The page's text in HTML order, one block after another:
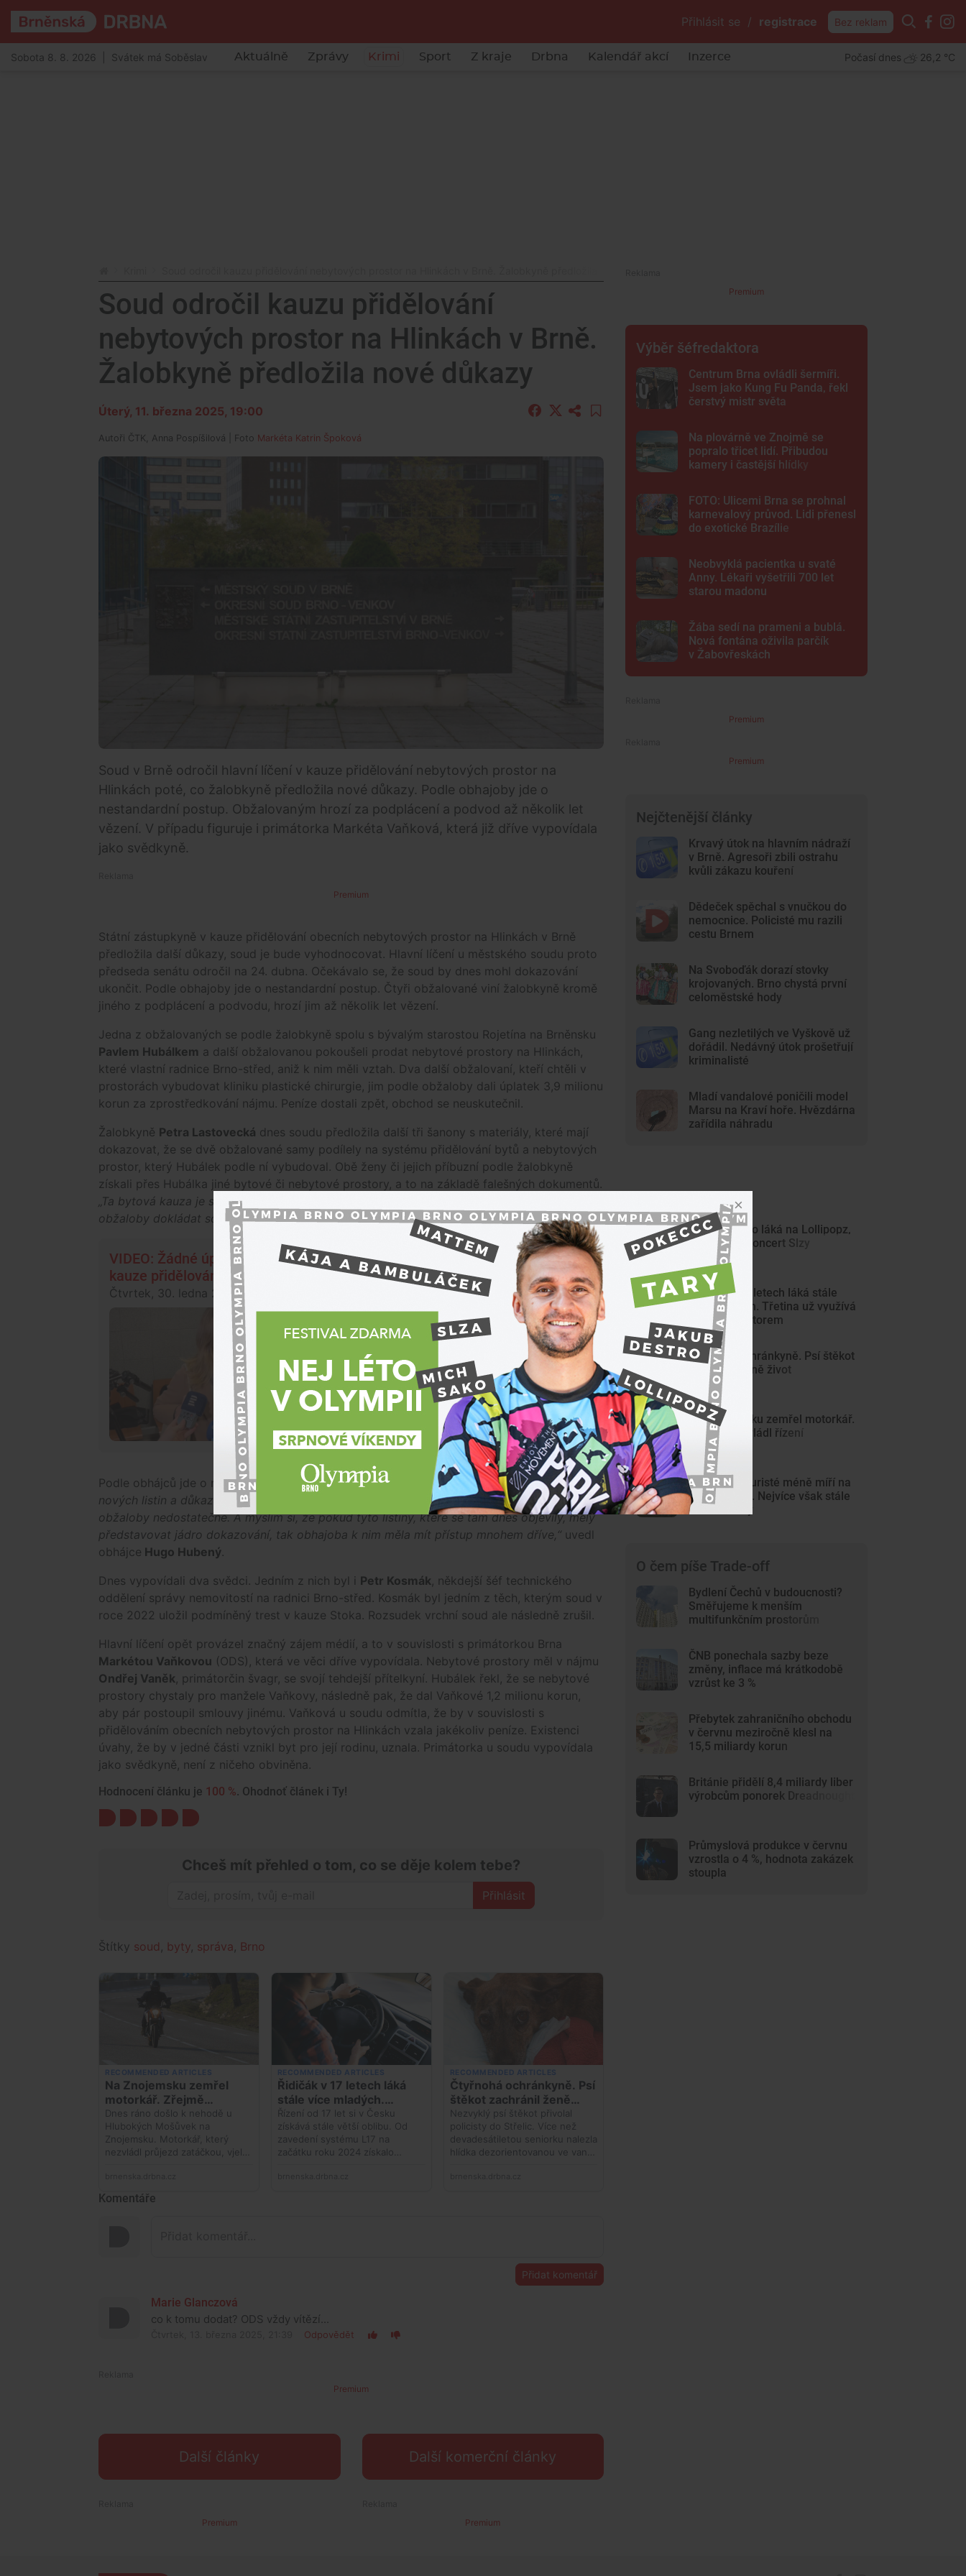
Přihlásit se / registrace Bez reklam
Sobota 8. 8. 2026 | Svátek má Soběslav Aktuálně Zprávy Krimi Sport Z kraje Drbna Kalendář akcí Inzerce Počasí dnes 26,2 °C
Soud odročil kauzu přidělování
nebytových prostor na Hlinkách v Brně.
Žalobkyně předložila nové důkazy
Úterý, 11. března 2025, 19:00
Autoři ČTK, Anna Pospíšilová | Foto Markéta Katrin Špoková
Soud v Brně odročil hlavní líčení v kauze přidělování nebytových prostor na
Hlinkách poté, co žalobkyně předložila nové důkazy. Podle obhajoby jde o
nestandardní postup. Obžalovaným hrozí za podplácení a podvod až několik let
vězení. V případu figuruje i primátorka Markéta Vaňková, která již dříve vypovídala
jako svědkyně.
Premium
Státní zástupkyně v kauze přidělování obecních nebytových prostor na Hlinkách v Brně
předložila další důkazy, soud je bude vyhodnocovat. Hlavní líčení u městského soudu proto
předseda senátu odročil na 24. dubna. Očekávalo se, že soud by dnes mohl dokazování
ukončit. Podle obhajoby jde o nestandardní postup. Čtyři obžalované viní žalobkyně kromě
jiného z podplácení a podvodu, hrozí jim až několik let vězení.
Jedna z obžalovaných se podle žalobkyně spolu s bývalým starostou Rojetína na Brněnsku
Pavlem Hubálkem a další obžalovanou pokoušeli prodat nebytové prostory na Hlinkách,
které vlastní radnice Brno-střed, aniž k nim měli vztah. Dva další obžalovaní, kteří chtěli v
prostorách vybudovat kliniku plastické chirurgie, jim podle obžaloby dali úplatek 3,9 milionu
korun za zprostředkování nájmu. Peníze dostali zpět, obchod se neuskutečnil.
Žalobkyně Petra Lastovecká dnes soudu předložila další tři šanony s materiály, které mají
dokazovat, že se dvě obžalované samy podílely na systému přidělování bytů a nebytových
prostor, který Hubálek podle ní vybudoval. Obě ženy či jejich příbuzní podle žalobkyně
získali přes Hubálka jiné bytové či nebytové prostory, a to na základě falešných dokumentů.
„Ta bytová kauza je strašně široká a listiny, které jsme nepovažovali za nutné při podání
obžaloby dokládat soudu, jsem považovala za nutné doložit teď,“uvedla Lastovecká.
VIDEO: Žádné úplatky jsem nepřijala, řekla u soudu primátorka Vaňková ke
kauze přidělování obecních prostor
Čtvrtek, 30. ledna 2025, 10:40
Brněnská primátorka Markéta Vaňková
dnes u soudu odmítla, že by v souvislosti
s pronájmem nebytových prostor na
Hlinkách vzala peníze, čelí nařčení z
přijetí úplatku ve výši 1,2 milionu korun. V
případu vystupuje jako svědkyně. Odmítla
Podle obhájců jde o nestandardní postup.„Státní zástupkyně předložila nesmírný rozsah
nových listin a důkazů z toho důvodu, že tak, jak je nyní věc postavena, je to z pohledu
obžaloby nedostatečné. A myslím si, že pokud tyto listiny, které se tam dnes objevily, měly
představovat jádro dokazování, tak obhajoba k nim měla mít přístup mnohem dříve,“ uvedl
obhájce Hugo Hubený.
Dnes vypovídali dva svědci. Jedním z nich byl i Petr Kosmák, někdejší šéf technického
oddělení správy nemovitostí na radnici Brno-střed. Kosmák byl jedním z těch, kterým soud v
roce 2022 uložil podmíněný trest v kauze Stoka. Rozsudek vrchní soud ale následně zrušil.
Hlavní líčení opět provázel značný zájem médií, a to v souvislosti s primátorkou Brna
Markétou Vaňkovou (ODS), která ve věci dříve vypovídala. Nebytové prostory měl v nájmu
Ondřej Vaněk, primátorčin švagr, se svojí tehdejší přítelkyní. Hubálek řekl, že se nebytové
prostory chystaly pro manžele Vaňkovy, následně pak, že dal Vaňkové 1,2 milionu korun,
aby pár postoupil smlouvy jinému. Vaňková u soudu odmítla, že by v souvislosti s
přidělováním obecních nebytových prostor na Hlinkách vzala jakékoliv peníze. Existenci
úvahy, že by v jedné části vznikl byt pro její rodinu, uznala. Primátorka u soudu vypovídala
jako svědkyně, není z ničeho obviněna.
Hodnocení článku je 100 %. Ohodnoť článek i Ty!
Chceš mít přehled o tom, co se děje kolem tebe?
Přihlásit
Štítky soud , byty, správa, Brno
Komentáře
Přidat komentář
Marie Glanczová
co k tomu dodat? ODS vždy vítězí...
Odpovědět
Premium
Další články Další komerční články
Premium
Výběr šéfredaktora
Centrum Brna ovládli šermíři.
Jsem jako Kung Fu Panda, řekl
čerstvý mistr světa
Na plovárně ve Znojmě se
popralo třicet lidí. Přibudou
kamery i častější hlídky
FOTO: Ulicemi Brna se prohnal
karnevalový průvod. Lidi přenesl
do exotické Brazílie
Neobvyklá pacientka u svaté
Anny. Lékaři vyšetřili 700 let
starou madonu
Žába sedí na prameni a bublá.
Nová fontána oživila parčík
v Žabovřeskách
Premium
Premium
Nejčtenější články
Krvavý útok na hlavním nádraží
v Brně. Agresoři zbili ostrahu
kvůli zákazu kouření
Dědeček spěchal s vnučkou do
nemocnice. Policisté mu razili
cestu Brnem
Na Svoboďák dorazí stovky
krojovaných. Brno chystá první
celoměstské hody
Gang nezletilých ve Vyškově už
dořádil. Nedávný útok prošetřují
kriminalisté
Mladí vandalové poničili model
Marsu na Kraví hoře. Hvězdárna
zařídila náhradu
Nejnovější články
Olympia Brno láká na Lollipopz,
Pokeccce i koncert Slzy
Řidičák v 17 letech láká stále
více mladých. Třetina už využívá
režim s mentorem
Čtyřnohá ochránkyně. Psí štěkot
zachránil ženě život
Na Znojemsku zemřel motorkář.
Zřejmě nezvládl řízení
Zahraniční turisté méně míří na
jižní Moravu. Nejvíce však stále
láká Slováky
O čem píše Trade-off
Bydlení Čechů v budoucnosti?
Směřujeme k menším
multifunkčním prostorům
ČNB ponechala sazby beze
změny, inflace má krátkodobě
vzrůst ke 3 %
Přebytek zahraničního obchodu
v červnu meziročně klesl na
15,5 miliardy korun
Británie přidělí 8,4 miliardy liber
výrobcům ponorek Dreadnought
Průmyslová produkce v červnu
vzrostla o 4 %, hodnota zakázek
stoupla
Premium Premium